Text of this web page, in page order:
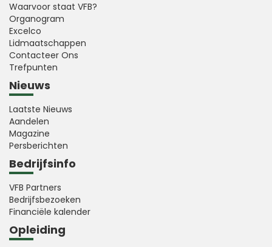
Waarvoor staat VFB?
Organogram
Excelco
Lidmaatschappen
Contacteer Ons
Trefpunten
Nieuws
Laatste Nieuws
Aandelen
Magazine
Persberichten
Bedrijfsinfo
VFB Partners
Bedrijfsbezoeken
Financiële kalender
Opleiding